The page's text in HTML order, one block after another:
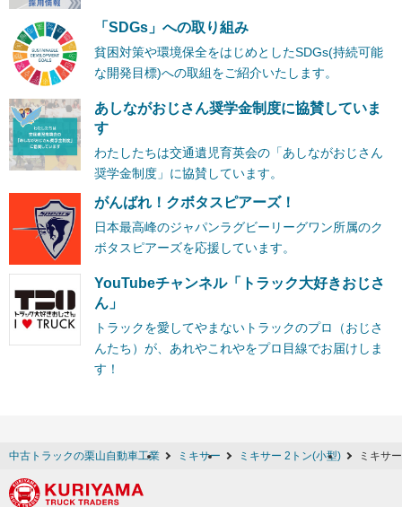
「SDGs」への取り組み
貧困対策や環境保全をはじめとしたSDGs(持続可能
な開発目標)への取組をご紹介いたします。
あしながおじさん奨学金制度に協賛していま
す
わたしたちは交通遺児育英会の「あしながおじさん
奨学金制度」に協賛しています。
がんばれ！クボタスピアーズ！
日本最高峰のジャパンラグビーリーグワン所属のク
ボタスピアーズを応援しています。
YouTubeチャンネル「トラック大好きおじさ
ん」
トラックを愛してやまないトラックのプロ（おじさ
んたち）が、あれやこれやをプロ目線でお届けしま
す！
中古トラックの栗山自動車工業 ミキサー ミキサー 2トン(小型) ミキサ